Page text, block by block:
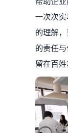
一次次
的理解
的责任
留在百姓